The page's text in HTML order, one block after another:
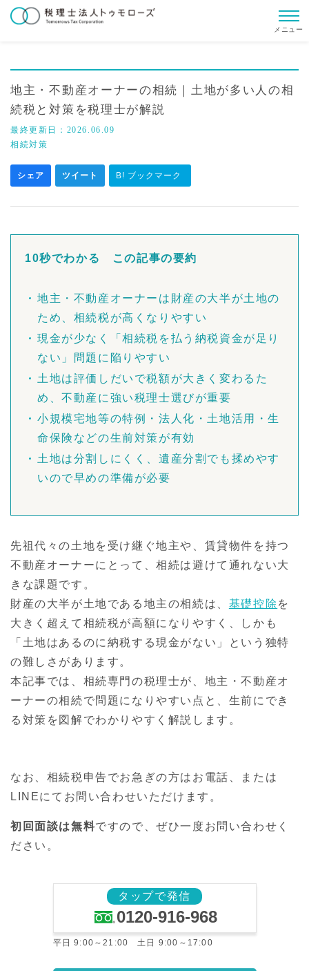
メニュー
地主・不動産オーナーの相続｜土地が多い人の相
続税と対策を税理士が解説
最終更新日： 2026.06.09
相続対策
シェア ツイート B! ブックマーク
10秒でわかる この記事の要約
地主・不動産オーナーは財産の大半が土地の
ため、相続税が高くなりやすい
現金が少なく「相続税を払う納税資金が足り
ない」問題に陥りやすい
土地は評価しだいで税額が大きく変わるた
め、不動産に強い税理士選びが重要
小規模宅地等の特例・法人化・土地活用・生
命保険などの生前対策が有効
土地は分割しにくく、遺産分割でも揉めやす
いので早めの準備が必要
先祖代々の土地を受け継ぐ地主や、賃貸物件を持つ
不動産オーナーにとって、相続は避けて通れない大
きな課題です。
財産の大半が土地である地主の相続は、 基礎控除 を
大きく超えて相続税が高額になりやすく、しかも
「土地はあるのに納税する現金がない」という独特
の難しさがあります。
本記事では、相続専門の税理士が、地主・不動産オ
ーナーの相続で問題になりやすい点と、生前にでき
る対策を図解でわかりやすく解説します。
なお、相続税申告でお急ぎの方はお電話、または
LINEにてお問い合わせいただけます。
初回面談は無料ですので、ぜひ一度お問い合わせく
ださい。
タップで発信
0120-916-968
平日 9:00～21:00 土日 9:00～17:00